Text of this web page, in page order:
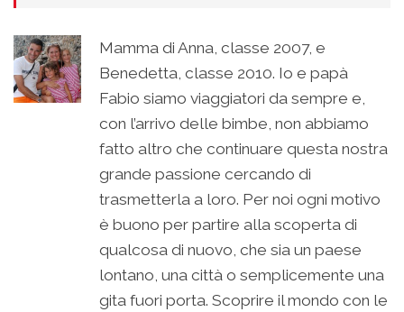
Mamma di Anna, classe 2007, e
Benedetta, classe 2010. Io e papà
Fabio siamo viaggiatori da sempre e,
con l’arrivo delle bimbe, non abbiamo
fatto altro che continuare questa nostra
grande passione cercando di
trasmetterla a loro. Per noi ogni motivo
è buono per partire alla scoperta di
qualcosa di nuovo, che sia un paese
lontano, una città o semplicemente una
gita fuori porta. Scoprire il mondo con le